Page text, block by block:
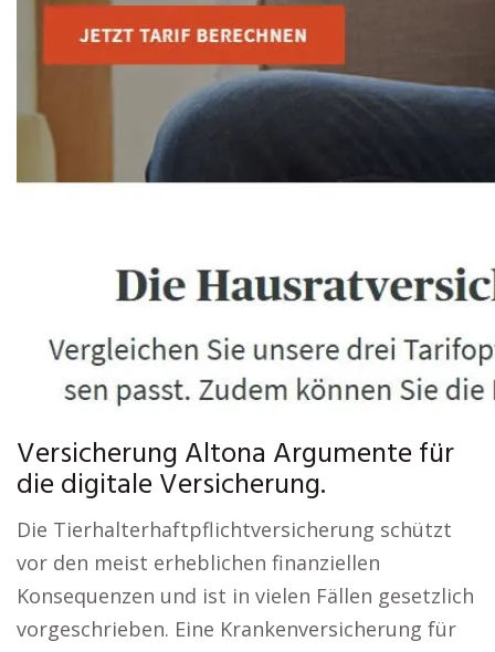
Versicherung Altona Argumente für
die digitale Versicherung.
Die Tierhalterhaftpflichtversicherung schützt
vor den meist erheblichen finanziellen
Konsequenzen und ist in vielen Fällen gesetzlich
vorgeschrieben. Eine Krankenversicherung für